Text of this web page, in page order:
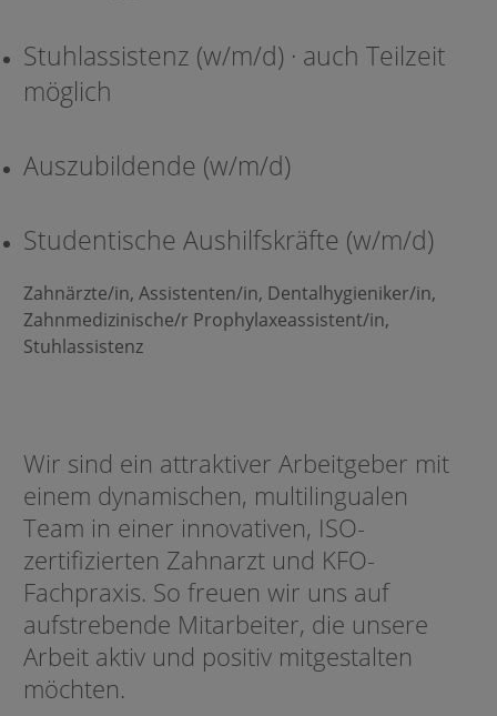
Stuhlassistenz (w/m/d) · auch Teilzeit
möglich
Auszubildende (w/m/d)
Studentische Aushilfskräfte (w/m/d)
Zahnärzte/in, Assistenten/in, Dentalhygieniker/in,
Zahnmedizinische/r Prophylaxeassistent/in,
Stuhlassistenz
Wir sind ein attraktiver Arbeitgeber mit
einem dynamischen, multilingualen
Team in einer innovativen, ISO-
zertifizierten Zahnarzt und KFO-
Fachpraxis. So freuen wir uns auf
aufstrebende Mitarbeiter, die unsere
Arbeit aktiv und positiv mitgestalten
möchten.